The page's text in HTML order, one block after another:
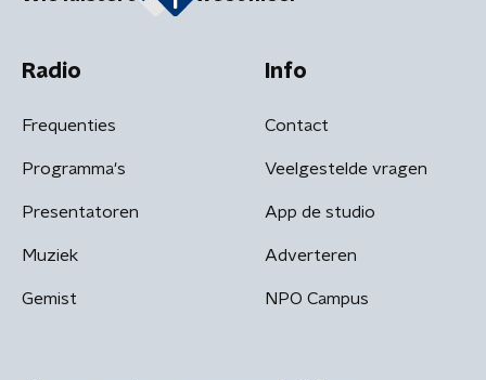
Radio
Frequenties
Programma's
Presentatoren
Muziek
Gemist
Info
Contact
Veelgestelde vragen
App de studio
Adverteren
NPO Campus